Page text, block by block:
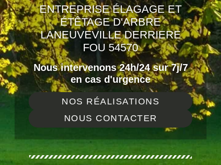
ENTREPRISE ÉLAGAGE ET
ÉTÊTAGE D'ARBRE
LANEUVEVILLE DERRIERE
FOU 54570
Nous intervenons 24h/24 sur 7j/7
en cas d'urgence
NOS RÉALISATIONS
NOUS CONTACTER